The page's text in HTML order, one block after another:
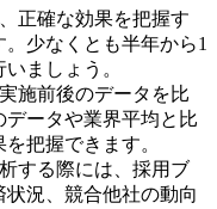
正確な効果を把握す
少なくとも半年から1
ましょう。
施前後のデータを比
ータや業界平均と比
把握できます。
する際には、採用ブ
況、競合他社の動向